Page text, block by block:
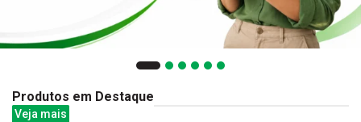
Produtos em Destaque
Veja mais